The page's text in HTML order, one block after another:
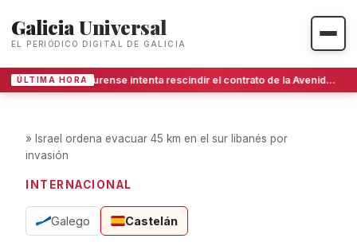
Galicia Universal
EL PERIÓDICO DIGITAL DE GALICIA
ÚLTIMA HORA Ourense intenta rescindir el contrato de la Avenida de Portugal tras años de bloqueo
» Israel ordena evacuar 45 km en el sur libanés por
invasión
INTERNACIONAL
Galego Castelán